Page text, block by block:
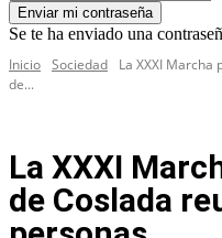
Se te ha enviado una
Inicio Sociedad
La XXXI
de...
La XXXI
de Coslada